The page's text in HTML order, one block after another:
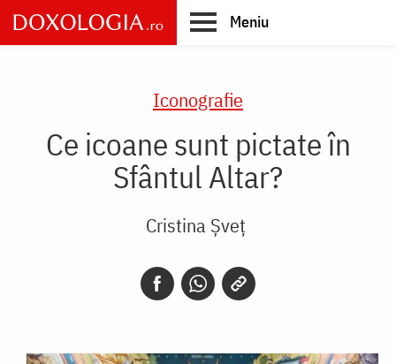
Skip
to
main
Meniu
Iconografie
Ce icoane sunt pictate în
Sfântul Altar?
Cristina Șveț